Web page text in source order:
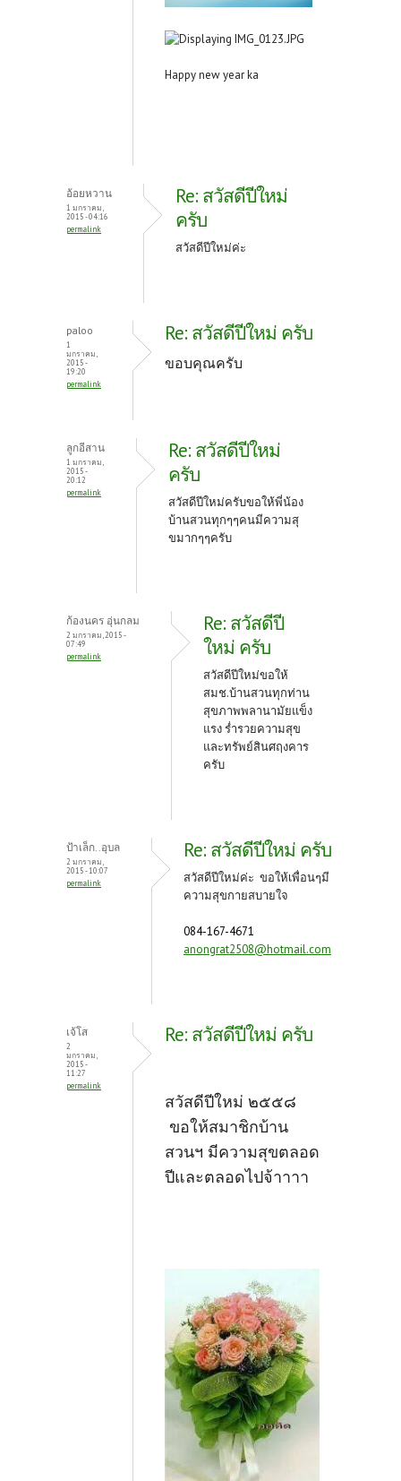
Happy new year ka
อ้อยหวาน
1 มกราคม,
2015 - 04:16
permalink
Re: สวัสดีปีใหม่
ครับ
สวัสดีปีใหม่ค่ะ
paloo
1
มกราคม,
2015 -
19:20
permalink
Re: สวัสดีปีใหม่ ครับ
ขอบคุณครับ
ลูกอีสาน
1 มกราคม,
2015 -
20:12
permalink
Re: สวัสดีปีใหม่
ครับ
สวัสดีปีใหม่ครับขอให้พี่น้อง
บ้านสวนทุกๆๆคนมีความสุ
ขมากๆๆครับ
ก้องนคร อุ่นกลม
2 มกราคม, 2015 -
07:49
permalink
Re: สวัสดีปี
ใหม่ ครับ
สวัสดีปีใหม่ขอให้
สมช.บ้านสวนทุกท่าน
สุขภาพพลานามัยแข็ง
แรง ร่ำรวยความสุข
และทรัพย์สินศฤงคาร
ครับ
ป้าเล็ก..อุบล
2 มกราคม,
2015 - 10:07
permalink
Re: สวัสดีปีใหม่ ครับ
สวัสดีปีใหม่ค่ะ ขอให้เพื่อนๆมี
ความสุขกายสบายใจ
084-167-4671
anongrat2508@hotmail.com
เจ้โส
2
มกราคม,
2015 -
11:27
permalink
Re: สวัสดีปีใหม่ ครับ
สวัสดีปีใหม่ ๒๕๕๘
ขอให้สมาชิกบ้าน
สวนฯ มีความสุขตลอด
ปีและตลอดไปจ้าาาา